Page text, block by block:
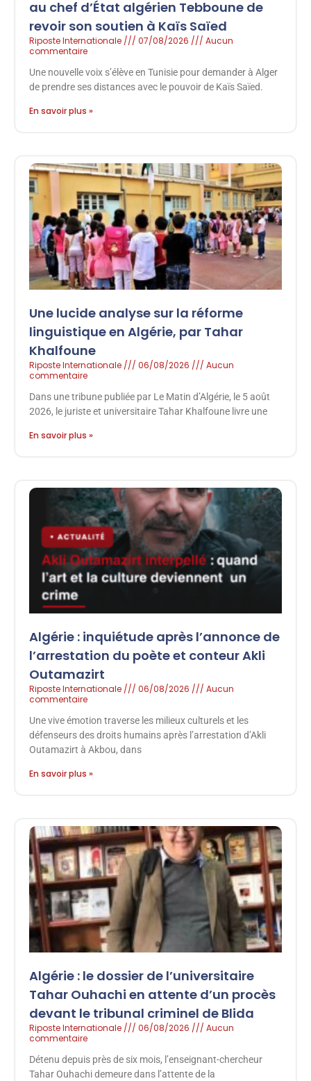
au chef d’État algérien Tebboune de
revoir son soutien à Kaïs Saïed
Riposte Internationale 07/08/2026
Aucun
commentaire
Une nouvelle voix s’élève en Tunisie pour demander à Alger
de prendre ses distances avec le pouvoir de Kaïs Saïed.
En savoir plus »
Une lucide analyse sur la réforme
linguistique en Algérie, par Tahar
Khalfoune
Riposte Internationale 06/08/2026
Aucun
commentaire
Dans une tribune publiée par Le Matin d’Algérie, le 5 août
2026, le juriste et universitaire Tahar Khalfoune livre une
En savoir plus »
Algérie : inquiétude après l’annonce de
l’arrestation du poète et conteur Akli
Outamazirt
Riposte Internationale 06/08/2026
Aucun
commentaire
Une vive émotion traverse les milieux culturels et les
défenseurs des droits humains après l’arrestation d’Akli
Outamazirt à Akbou, dans
En savoir plus »
Algérie : le dossier de l’universitaire
Tahar Ouhachi en attente d’un procès
devant le tribunal criminel de Blida
Riposte Internationale 06/08/2026
Aucun
commentaire
Détenu depuis près de six mois, l’enseignant-chercheur
Tahar Ouhachi demeure dans l’attente de la